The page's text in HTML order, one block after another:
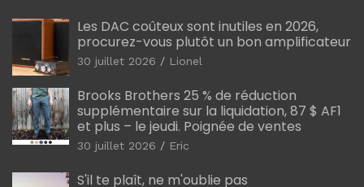
Les DAC coûteux sont inutiles en 2026,
procurez-vous plutôt un bon amplificateur
30 juillet 2026 Lionel
Brooks Brothers 25 % de réduction
supplémentaire sur la liquidation, 87 $ AF1
et plus – le jeudi. Poignée de ventes
30 juillet 2026 Eric
S'il te plaît, ne m'oublie pas